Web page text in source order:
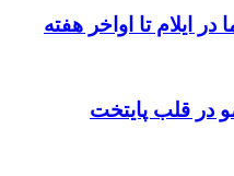
در قلب پایتخت